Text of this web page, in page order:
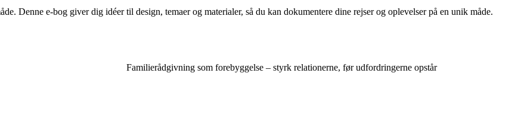
Denne e-bog giver dig idéer til design, temaer og materialer, så du kan dokumentere dine rejser og oplevelser på en unik måde.
Familierådgivning som forebyggelse – styrk relationerne, før udfordringerne opstår